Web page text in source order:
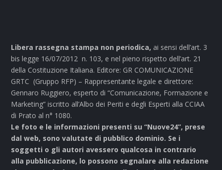
Libera rassegna stampa non periodica, ai sensi dell’art. 3
bis legge 16/07/2012 n. 103, e nel pieno rispetto dell’art. 21
della Costituzione Italiana. Editore: GR COMUNICAZIONE
GRTC (Gruppo RFP) – Rappresentante legale e direttore:
Gennaro Ruggiero, esperto di “Comunicazione, Formazione e
Marketing” iscritto all’Albo dei Periti e degli Esperti alla CCIAA
di Prato al n° 1080.
Le foto e le informazioni presenti su “Nuove24”, prese
dal web, sono valutate di pubblico dominio. Se i
soggetti o gli autori avessero qualcosa in contrario
alla pubblicazione, lo possono segnalare alla redazione